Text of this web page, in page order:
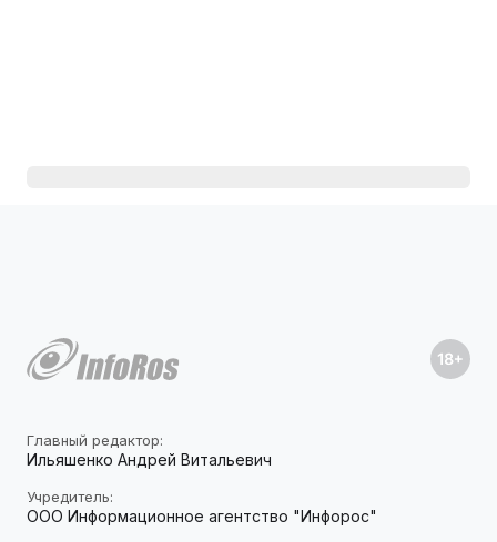
Главный редактор:
Ильяшенко Андрей Витальевич
Учредитель:
ООО Информационное агентство "Инфорос"